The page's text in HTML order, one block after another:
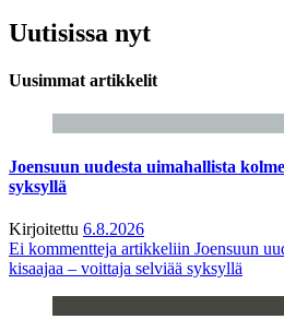
Uutisissa nyt
Uusimmat artikkelit
Joensuun uudesta uimahallista
syksyllä
Kirjoitettu 6.8.2026
Ei kommentteja artikkeliin Joensuun
kisaajaa – voittaja selviää syksyllä